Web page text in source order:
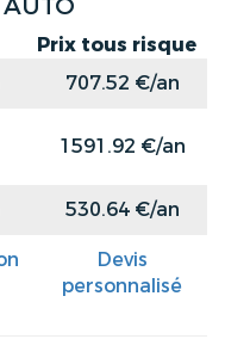
Prix tous risque
707.52 €/an
1591.92 €/an
530.64 €/an
Devis
personnalisé